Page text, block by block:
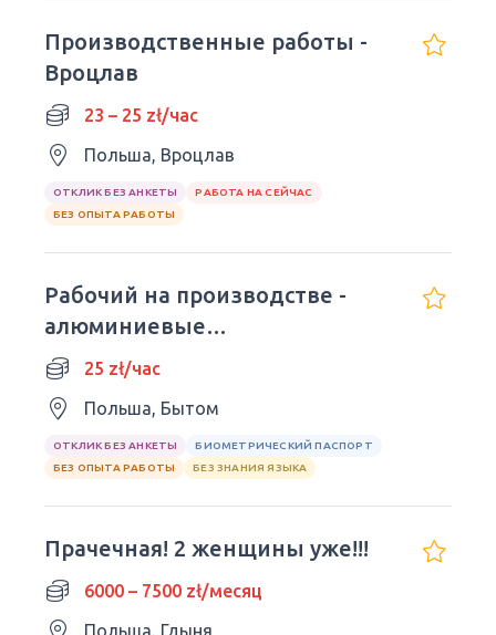
Производственные работы -
Вроцлав
23 – 25 zł/час
Польша, Вроцлав
ОТКЛИК БЕЗ АНКЕТЫ
РАБОТА НА СЕЙЧАС
БЕЗ ОПЫТА РАБОТЫ
Рабочий на производстве -
алюминиевые
стеклоочистители
25 zł/час
Польша, Бытом
ОТКЛИК БЕЗ АНКЕТЫ
БИОМЕТРИЧЕСКИЙ ПАСПОРТ
БЕЗ ОПЫТА РАБОТЫ
БЕЗ ЗНАНИЯ ЯЗЫКА
Прачечная! 2 женщины уже!!!
6000 – 7500 zł/месяц
Польша, Гдыня